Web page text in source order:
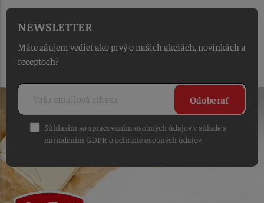
NEWSLETTER
Máte záujem vedieť ako prvý o našich akciách, novinkách a
receptoch?
Odoberať
Súhlasím so spracovaním osobných údajov v súlade s
nariadením GDPR o ochrane osobných údajov.